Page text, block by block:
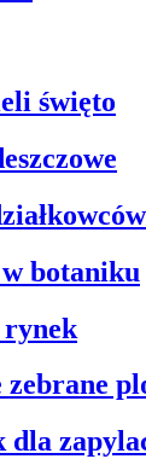
święto
w botaniku
rynek
zebrane
dla